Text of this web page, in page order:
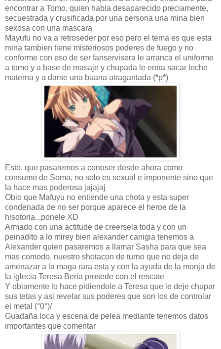
encontrar a Tomo, quien habia desaparecido preciamente,
secuestrada y crusificada por una persona una mina bien
sexosa con una mascara
Mayufu no va a retroseder por eso pero el tema es que esta
mina tambien tiene misteriosos poderes de fuego y no
conforme con eso de ser fanservisera le arranca el uniforme
a tomo y a base de masaje y chupada le entra sacar leche
materna y a darse una buana atragantada (*p*)
Esto, que pasaremos a conoser desde ahora como
consumo de Soma, no solo es sexual e imponente sino que
la hace mas poderosa jajajaj
Obio que Mafuyu no entiende una chota y esta super
condenada de no ser porque aparece el heroe de la
hisotoria...ponele XD
Armado con una actitude de creersela toda y con un
peinadito a lo mirey bien alexander canigia tenemos a
Alexander quien pasaremos a llamar Sasha para que sea
mas comodo, nuestro shotacon de turno que no deja de
amenazar a la maga rara esta y con la ayuda de la monja de
la iglecia Teresa Beria prosede con el rescate
Y obiamente lo hace pidiendole a Teresa que le deje chupar
sus tetas y asi revelar sus poderes que son los de controlar
el metal (°0°)/
Guadaña loca y escena de pelea mediante tenemos datos
importantes que comentar